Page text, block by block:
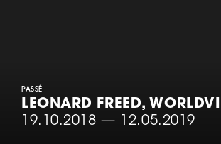
PASSÉ
LEONARD FREED,
19.10.2018— 12.05.2019